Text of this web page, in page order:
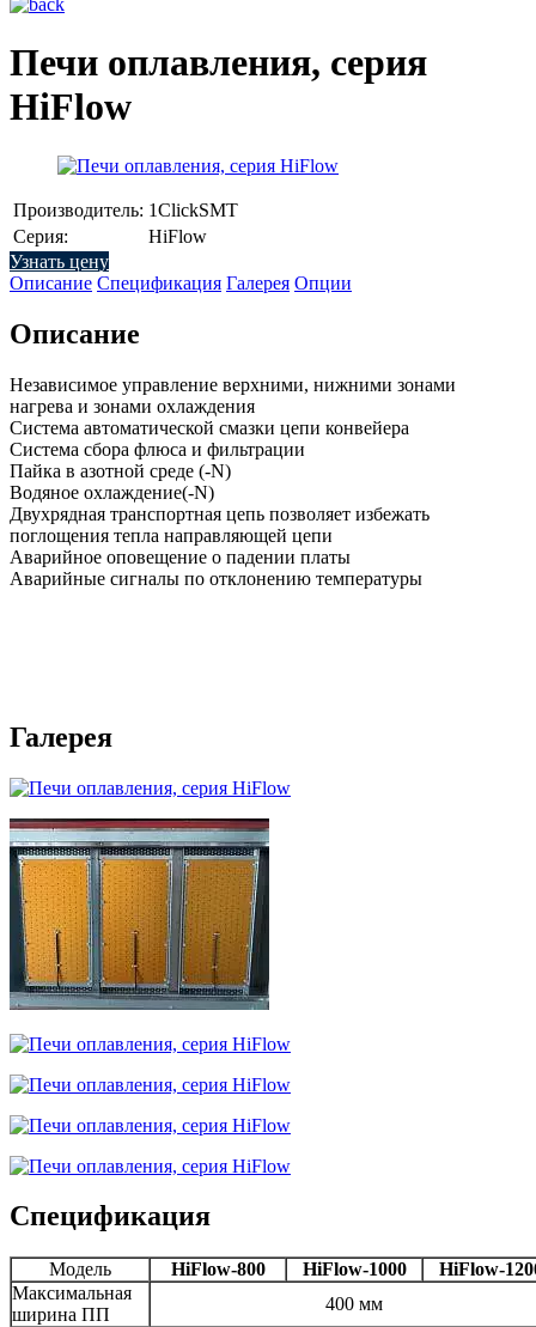
Печи оплавления, серия
HiFlow
Производитель: 1ClickSMT
Серия:
HiFlow
Узнать цену
Описание Спецификация Галерея Опции
Описание
Независимое управление верхними, нижними зонами
нагрева и зонами охлаждения
Система автоматической смазки цепи конвейера
Система сбора флюса и фильтрации
Пайка в азотной среде (-N)
Водяное охлаждение(-N)
Двухрядная транспортная цепь позволяет избежать
поглощения тепла направляющей цепи
Аварийное оповещение о падении платы
Аварийные сигналы по отклонению температуры
Галерея
Спецификация
Модель HiFlow-800 HiFlow-1000
HiFlow-
Максимальная
ширина ПП
400 мм